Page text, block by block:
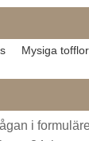
Mysiga tofflor
i